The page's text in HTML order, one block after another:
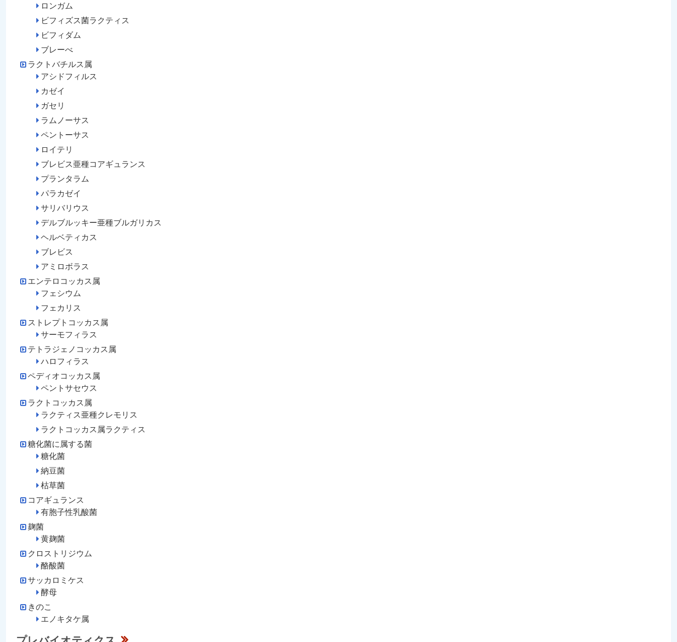
ロンガム
ビフィズス菌ラクティス
ビフィダム
ブレーべ
ラクトバチルス属
アシドフィルス
カゼイ
ガセリ
ラムノーサス
ペントーサス
ロイテリ
ブレビス亜種コアギュランス
プランタラム
パラカゼイ
サリバリウス
デルブルッキー亜種ブルガリカス
ヘルベティカス
ブレビス
アミロボラス
エンテロコッカス属
フェシウム
フェカリス
ストレプトコッカス属
サーモフィラス
テトラジェノコッカス属
ハロフィラス
ペディオコッカス属
ペントサセウス
ラクトコッカス属
ラクティス亜種クレモリス
ラクトコッカス属ラクティス
糖化菌に属する菌
糖化菌
納豆菌
枯草菌
コアギュランス
有胞子性乳酸菌
麹菌
黄麹菌
クロストリジウム
酪酸菌
サッカロミケス
酵母
きのこ
エノキタケ属